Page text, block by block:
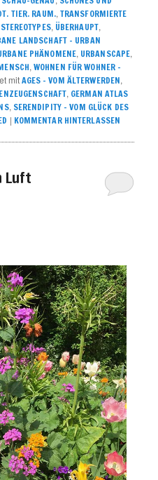
TIER. RAUM., TRANSFORMIERTE
, ÜBERHAUPT,
LANDSCHAFT – URBAN
PHÄNOMENE, URBANSCAPE,
,WOHNEN FÜR WOHNER –
mit AGES - VOM ÄLTERWERDEN,
, GERMAN ATLAS
, SERENDIPITY – VOM GLÜCK DES
| KOMMENTAR HINTERLASSEN
Luft